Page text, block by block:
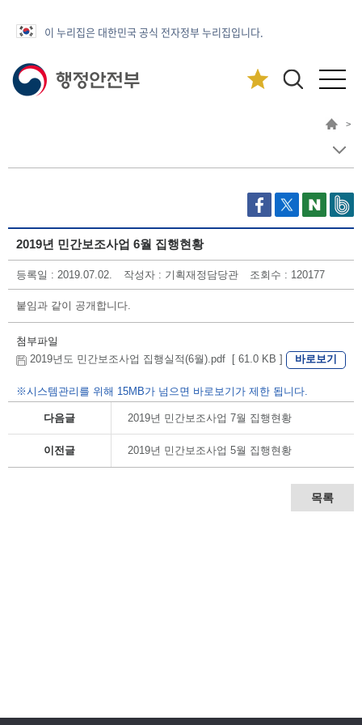
이 누리집은 대한민국 공식 전자정부 누리집입니다.
>
2019년 민간보조사업 6월 집행현황
등록일 : 2019.07.02. 작성자 : 기획재정담당관 조회수 : 120177
붙임과 같이 공개합니다.
첨부파일
2019년도 민간보조사업 집행실적(6월).pdf [ 61.0 KB ]
바로보기
※시스템관리를 위해 15MB가 넘으면 바로보기가 제한 됩니다.
다음글 2019년 민간보조사업 7월 집행현황
이전글 2019년 민간보조사업 5월 집행현황
목록